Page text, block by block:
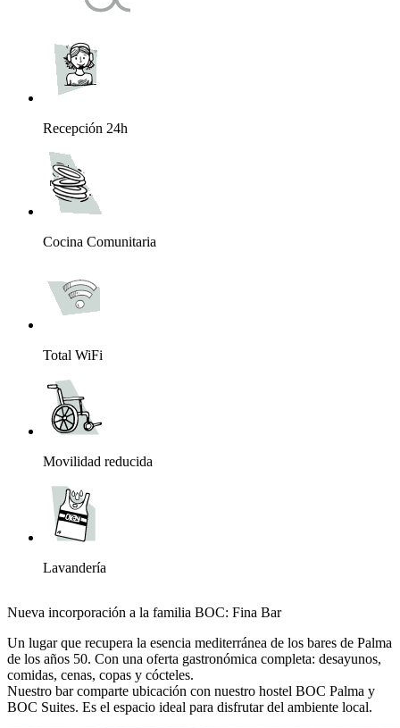
Recepción 24h
Cocina Comunitaria
Total WiFi
Movilidad reducida
Lavandería
Nueva incorporación a la familia BOC: Fina Bar
Un lugar que recupera la esencia mediterránea de los bares de Palma
de los años 50. Con una oferta gastronómica completa: desayunos,
comidas, cenas, copas y cócteles.
Nuestro bar comparte ubicación con nuestro hostel BOC Palma y
BOC Suites. Es el espacio ideal para disfrutar del ambiente local.